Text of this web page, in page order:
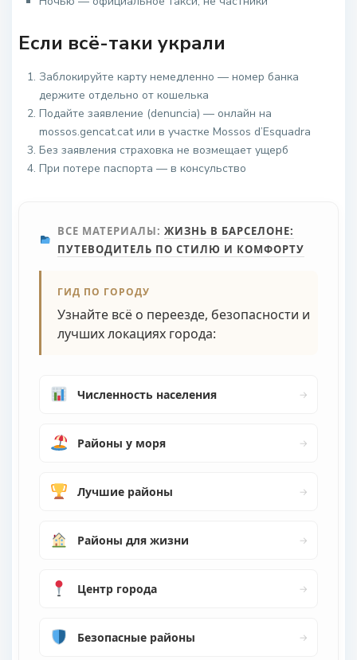
Если всё-таки украли
Заблокируйте карту немедленно — номер банка
держите отдельно от кошелька
Подайте заявление (denuncia) — онлайн на
mossos.gencat.cat или в участке Mossos d’Esquadra
Без заявления страховка не возмещает ущерб
При потере паспорта — в консульство
ВСЕ МАТЕРИАЛЫ: ЖИЗНЬ В БАРСЕЛОНЕ:
ПУТЕВОДИТЕЛЬ ПО СТИЛЮ И КОМФОРТУ
ГИД ПО ГОРОДУ
Узнайте всё о переезде, безопасности и
лучших локациях города:
Численность населения →
Районы у моря →
Лучшие районы →
Районы для жизни →
Центр города →
Безопасные районы →